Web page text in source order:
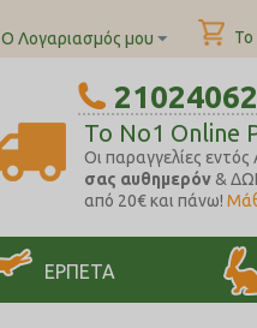
Το
Ο Λογαριασμός μου
To No1 Online
Oι παραγγελίες
σας αυθημερόν&
από 20€ και πάνω!
ΕΡΠΕΤΑ